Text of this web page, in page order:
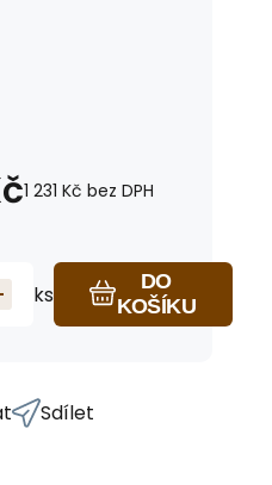
1 231 Kč bez DPH
ks
DO
KOŠÍKU
Sdílet